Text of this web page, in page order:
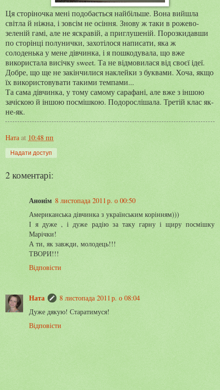
Ця сторіночка мені подобається найбільше. Вона вийшла
світла й ніжна, і зовсім не осіння. Знову ж таки в рожево-
зеленій гамі, але не яскравій, а приглушеній. Порозкидавши
по сторінці полунички, захотілося написати, яка ж
солоденька у мене дівчинка, і я пошкодувала, що вже
використала висічку sweet. Та не відмовилася від своєї ідеї.
Добре, що ще не закінчилися наклейки з буквами. Хоча, якщо
їх використовувати такими темпами...
Та сама дівчинка, у тому самому сарафані, але вже з іншою
зачіскою й іншою посмішкою. Подорослішала. Третій клас як-
не-як.
Ната at 10:48 пп
Надати доступ
2 коментарі:
Анонім 8 листопада 2011 р. о 00:50
Американська дівчинка з українським корінням)))
І я дуже , і дуже радію за таку гарну і щиру посмішку
Марічки!
А ти, як завжди, молодець!!!
ТВОРИ!!!
Відповісти
Ната
8 листопада 2011 р. о 08:04
Дуже дякую! Старатимуся!
Відповісти